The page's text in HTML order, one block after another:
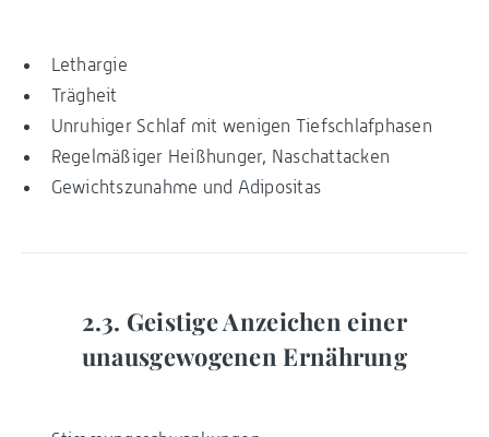
Lethargie
Trägheit
Unruhiger Schlaf mit wenigen Tiefschlafphasen
Regelmäßiger Heißhunger, Naschattacken
Gewichtszunahme und Adipositas
2.3. Geistige Anzeichen einer
unausgewogenen Ernährung